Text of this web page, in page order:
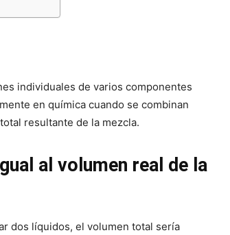
individuales de varios componentes
en química cuando se combinan
resultante de la mezcla.
al volumen real de la
dos líquidos, el volumen total sería